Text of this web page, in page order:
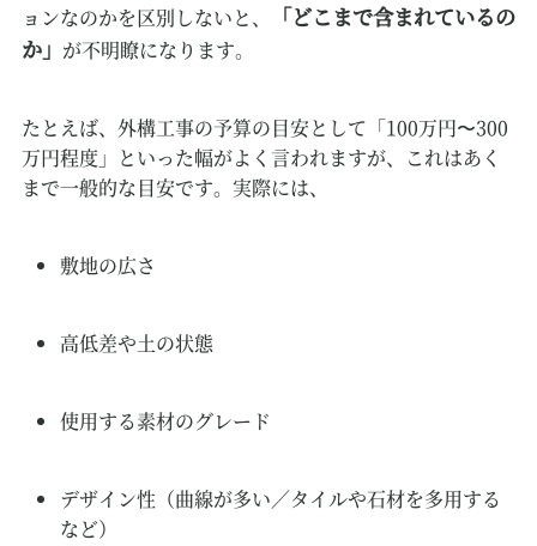
ョンなのかを区別しないと、
「どこまで含まれているの
か」 が不明瞭になります。
たとえば、外構工事の予算の目安として「100万円〜300
万円程度」といった幅がよく言われますが、これはあく
まで一般的な目安です。実際には、
敷地の広さ
高低差や土の状態
使用する素材のグレード
デザイン性（曲線が多い／タイルや石材を多用する
など）